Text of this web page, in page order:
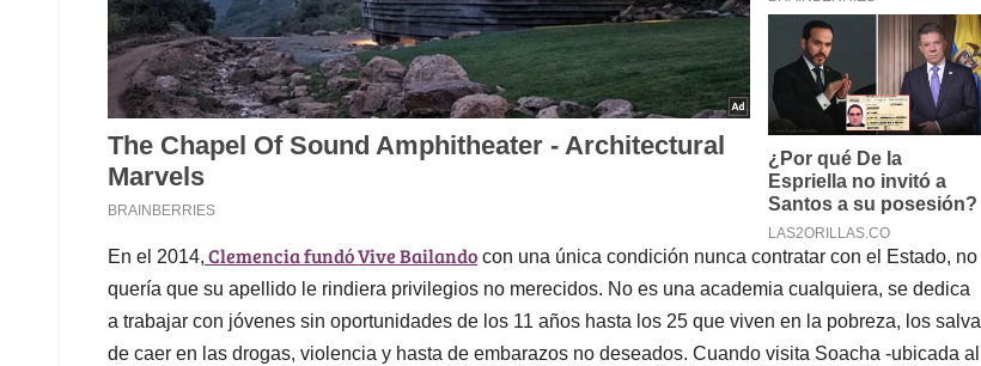
En el 2014, Clemencia fundó Vive Bailando con una única condición nunca contratar con el Estado, no
quería que su apellido le rindiera privilegios no merecidos. No es una academia cualquiera, se dedica
a trabajar con jóvenes sin oportunidades de los 11 años hasta los 25 que viven en la pobreza, los salva
de caer en las drogas, violencia y hasta de embarazos no deseados. Cuando visita Soacha -ubicada al